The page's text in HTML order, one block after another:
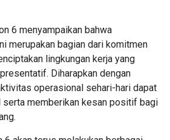
6 menyampaikan bahwa
merupakan bagian dari komitmen
lingkungan kerja yang
Diharapkan dengan
operasional sehari-hari dapat
serta memberikan kesan positif bagi